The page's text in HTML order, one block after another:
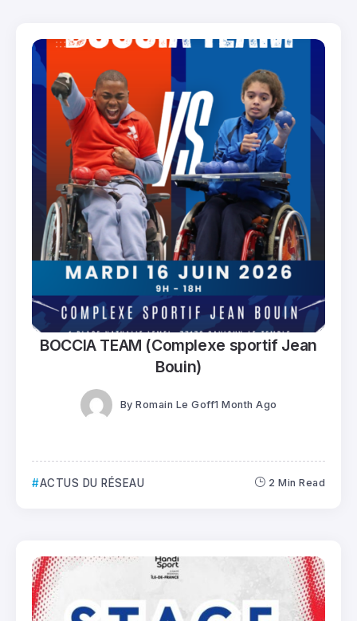
BOCCIA TEAM (Complexe sportif Jean
Bouin)
By Romain Le Goff1 Month Ago
ACTUS DU RÉSEAU 2 Min Read